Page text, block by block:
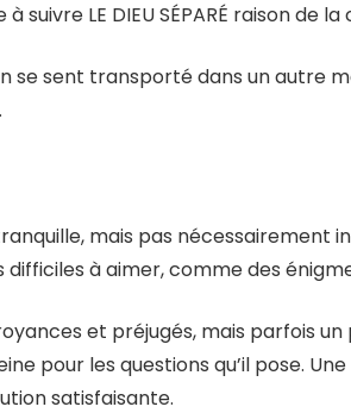
suivre LE DIEU SÉPARÉ raison de
se sent transporté dans un autre
mais pas nécessairement
à aimer, comme des
et préjugés, mais parfois
pour les questions qu’il pose.
satisfaisante.